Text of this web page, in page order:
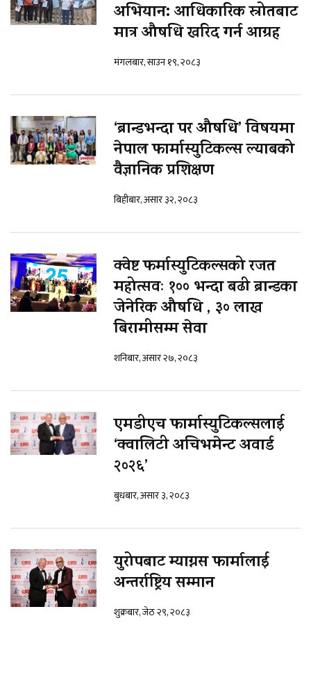
अभियान: आधिकारिक स्रोतबाट
मात्र औषधि खरिद गर्न आग्रह
मंगलबार, साउन १९, २०८३
‘ब्रान्डभन्दा पर औषधि’ विषयमा
नेपाल फार्मास्युटिकल्स ल्याबको
वैज्ञानिक प्रशिक्षण
बिहीबार, असार ३२, २०८३
क्वेष्ट फर्मास्युटिकल्सको रजत
महोत्सवः १०० भन्दा बढी ब्रान्डका
जेनेरिक औषधि , ३० लाख
बिरामीसम्म सेवा
शनिबार, असार २७, २०८३
एमडीएच फार्मास्युटिकल्सलाई
‘क्वालिटी अचिभमेन्ट अवार्ड
२०२६’
बुधबार, असार ३, २०८३
युरोपबाट म्याग्नस फार्मालाई
अन्तर्राष्ट्रिय सम्मान
शुक्रबार, जेठ २९, २०८३